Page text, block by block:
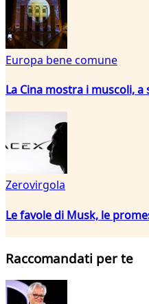
Europa bene comune
La Cina mostra i muscoli,
Zerovirgola
Le favole di Musk, le
Raccomandati per te